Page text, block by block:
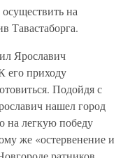
на
Тавастаборга.
Ярославич
его приходу
Подойдя с
нашел город
на легкую победу
же «остервенение и